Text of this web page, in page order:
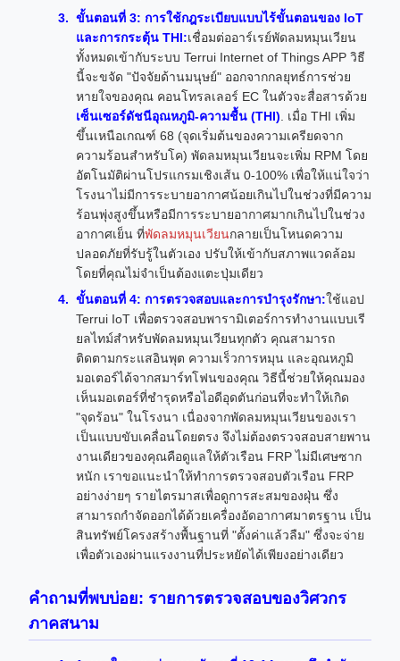
ขั้นตอนที่ 3: การใช้กฎระเบียบแบบไร้ขั้นตอนของ IoT
และการกระตุ้น THI:เชื่อมต่ออาร์เรย์พัดลมหมุนเวียน
ทั้งหมดเข้ากับระบบ Terrui Internet of Things APP วิธี
นี้จะขจัด "ปัจจัยด้านมนุษย์" ออกจากกลยุทธ์การช่วย
หายใจของคุณ คอนโทรลเลอร์ EC ในตัวจะสื่อสารด้วย
เซ็นเซอร์ดัชนีอุณหภูมิ-ความชื้น (THI) . เมื่อ THI เพิ่ม
ขึ้นเหนือเกณฑ์ 68 (จุดเริ่มต้นของความเครียดจาก
ความร้อนสำหรับโค) พัดลมหมุนเวียนจะเพิ่ม RPM โดย
อัตโนมัติผ่านโปรแกรมเชิงเส้น 0-100% เพื่อให้แน่ใจว่า
โรงนาไม่มีการระบายอากาศน้อยเกินไปในช่วงที่มีความ
ร้อนพุ่งสูงขึ้นหรือมีการระบายอากาศมากเกินไปในช่วง
อากาศเย็น ที่พัดลมหมุนเวียนกลายเป็นโหนดความ
ปลอดภัยที่รับรู้ในตัวเอง ปรับให้เข้ากับสภาพแวดล้อม
โดยที่คุณไม่จำเป็นต้องแตะปุ่มเดียว
ขั้นตอนที่ 4: การตรวจสอบและการบำรุงรักษา:ใช้แอป
Terrui IoT เพื่อตรวจสอบพารามิเตอร์การทำงานแบบเรี
ยลไทม์สำหรับพัดลมหมุนเวียนทุกตัว คุณสามารถ
ติดตามกระแสอินพุต ความเร็วการหมุน และอุณหภูมิ
มอเตอร์ได้จากสมาร์ทโฟนของคุณ วิธีนี้ช่วยให้คุณมอง
เห็นมอเตอร์ที่ชำรุดหรือไอดีอุดตันก่อนที่จะทำให้เกิด
"จุดร้อน" ในโรงนา เนื่องจากพัดลมหมุนเวียนของเรา
เป็นแบบขับเคลื่อนโดยตรง จึงไม่ต้องตรวจสอบสายพาน
งานเดียวของคุณคือดูแลให้ตัวเรือน FRP ไม่มีเศษซาก
หนัก เราขอแนะนำให้ทำการตรวจสอบตัวเรือน FRP
อย่างง่ายๆ รายไตรมาสเพื่อดูการสะสมของฝุ่น ซึ่ง
สามารถกำจัดออกได้ด้วยเครื่องอัดอากาศมาตรฐาน เป็น
สินทรัพย์โครงสร้างพื้นฐานที่ "ตั้งค่าแล้วลืม" ซึ่งจะจ่าย
เพื่อตัวเองผ่านแรงงานที่ประหยัดได้เพียงอย่างเดียว
คำถามที่พบบ่อย: รายการตรวจสอบของวิศวกร
ภาคสนาม